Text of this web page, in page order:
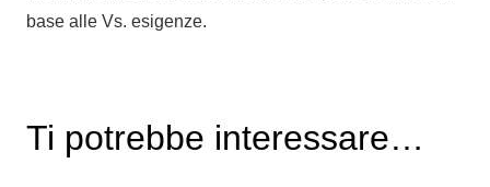
base alle Vs. esigenze.
Ti potrebbe interessare…